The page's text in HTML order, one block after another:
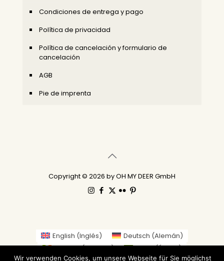
Condiciones de entrega y pago
Política de privacidad
Política de cancelación y formulario de
cancelación
AGB
Pie de imprenta
Copyright © 2026 by OH MY DEER GmbH
English (Inglés) Deutsch (Alemán)
Gaeilge(Irlandés) العربية(Árabe)
Wir verwenden Cookies, um unsere Webseite für Sie möglichst